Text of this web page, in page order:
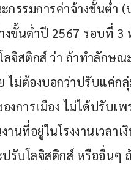
กรรมการค่าจ้างขั้นต่ำ
ขั้นต่ำปี 2567 รอบที่ 3
จิสติกส์ ว่า ถ้าทำลักษ
ไม่ต้องบอกว่าปรับแค่ก
การเมือง ไม่ได้ปรับเ
านที่อยู่ในโรงงานเวลา
รับโลจิสติกส์ หรืออื่นๆ